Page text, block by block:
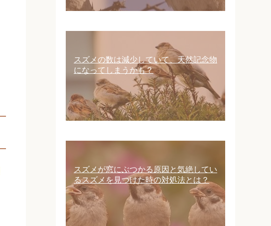
スズメの数は減少していて、天然記念物
になってしまうかも？
スズメが窓にぶつかる原因と気絶してい
るスズメを見つけた時の対処法とは？